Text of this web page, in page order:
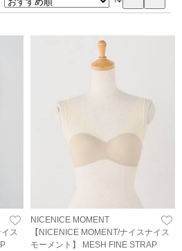
ス
NICENICE MOMENT
【NICENICE MOMENT/ナイスナイス
モーメント】 MESH FINE STRAP